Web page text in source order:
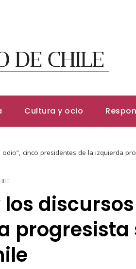
Cultura y ocio
cinco presidentes de la izquierda
progresista